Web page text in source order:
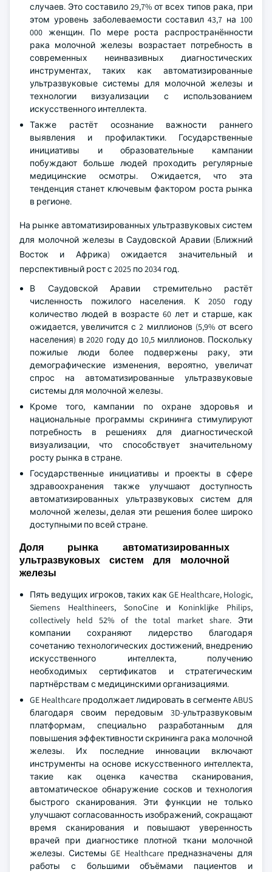
случаев. Это составило 29,7% от всех типов рака, при
этом уровень заболеваемости составил 43,7 на 100
000 женщин. По мере роста распространённости
рака молочной железы возрастает потребность в
современных неинвазивных диагностических
инструментах, таких как автоматизированные
ультразвуковые системы для молочной железы и
технологии визуализации с использованием
искусственного интеллекта.
Также растёт осознание важности раннего
выявления и профилактики. Государственные
инициативы и образовательные кампании
побуждают больше людей проходить регулярные
медицинские осмотры. Ожидается, что эта
тенденция станет ключевым фактором роста рынка
в регионе.
На рынке автоматизированных ультразвуковых систем
для молочной железы в Саудовской Аравии (Ближний
Восток и Африка) ожидается значительный и
перспективный рост с 2025 по 2034 год.
В Саудовской Аравии стремительно растёт
численность пожилого населения. К 2050 году
количество людей в возрасте 60 лет и старше, как
ожидается, увеличится с 2 миллионов (5,9% от всего
населения) в 2020 году до 10,5 миллионов. Поскольку
пожилые люди более подвержены раку, эти
демографические изменения, вероятно, увеличат
спрос на автоматизированные ультразвуковые
системы для молочной железы.
Кроме того, кампании по охране здоровья и
национальные программы скрининга стимулируют
потребность в решениях для диагностической
визуализации, что способствует значительному
росту рынка в стране.
Государственные инициативы и проекты в сфере
здравоохранения также улучшают доступность
автоматизированных ультразвуковых систем для
молочной железы, делая эти решения более широко
доступными по всей стране.
Доля рынка автоматизированных
ультразвуковых систем для молочной
железы
Пять ведущих игроков, таких как GE Healthcare, Hologic,
Siemens Healthineers, SonoCine и Koninklijke Philips,
collectively held 52% of the total market share. Эти
компании сохраняют лидерство благодаря
сочетанию технологических достижений, внедрению
искусственного интеллекта, получению
необходимых сертификатов и стратегическим
партнёрствам с медицинскими организациями.
GE Healthcare продолжает лидировать в сегменте ABUS
благодаря своим передовым 3D-ультразвуковым
платформам, специально разработанным для
повышения эффективности скрининга рака молочной
железы. Их последние инновации включают
инструменты на основе искусственного интеллекта,
такие как оценка качества сканирования,
автоматическое обнаружение сосков и технология
быстрого сканирования. Эти функции не только
улучшают согласованность изображений, сокращают
время сканирования и повышают уверенность
врачей при диагностике плотной ткани молочной
железы. Системы GE Healthcare предназначены для
работы с большими объёмами пациентов и